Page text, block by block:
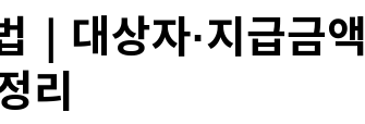
｜대상자·지급금액
리